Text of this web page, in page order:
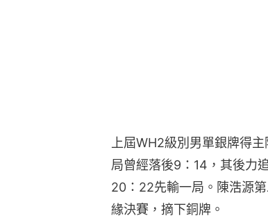
上屆WH2級別男單銀牌得
局曾經落後9：14，其後力
20：22先輸一局。陳浩源
緣決賽，摘下銅牌。